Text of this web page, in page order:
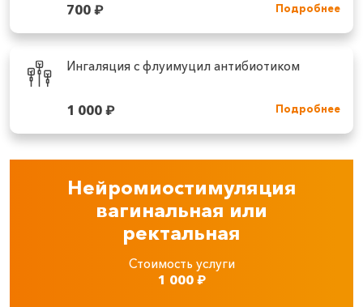
700₽ Подробнее
Ингаляция с флуимуцил антибиотиком
1 000₽ Подробнее
Нейромиостимуляция
вагинальная или
ректальная
Стоимость услуги
1 000₽